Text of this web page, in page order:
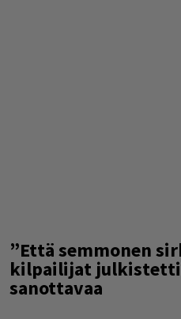
”Että semmonen
kilpailijat
sanottavaa